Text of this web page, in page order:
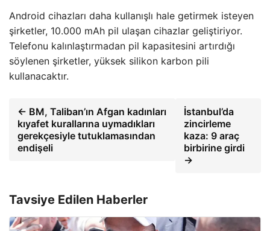
Android cihazları daha kullanışlı hale getirmek isteyen
şirketler, 10.000 mAh pil ulaşan cihazlar geliştiriyor.
Telefonu kalınlaştırmadan pil kapasitesini artırdığı
söylenen şirketler, yüksek silikon karbon pili
kullanacaktır.
← BM, Taliban’ın Afgan kadınları
kıyafet kurallarına uymadıkları
gerekçesiyle tutuklamasından
endişeli
İstanbul’da
zincirleme
kaza: 9 araç
birbirine girdi
→
Tavsiye Edilen Haberler